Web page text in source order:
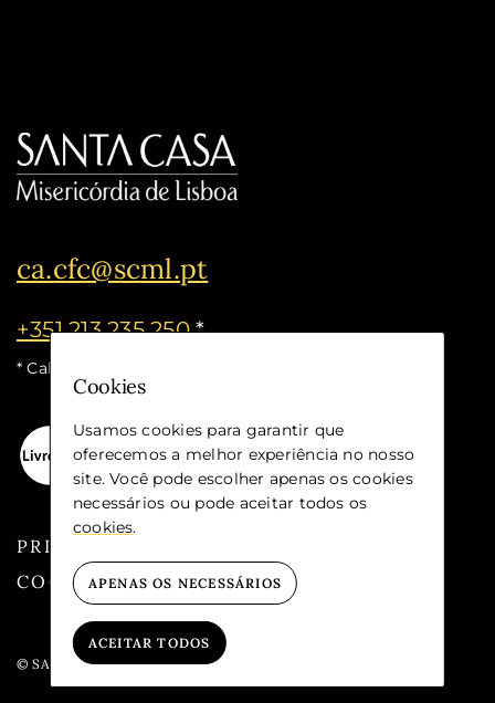
ca.cfc@scml.pt
+351 213 235 250*
* Call cost for the national fixed network
PRIVACY
COOKIES
© SANTA CASA DA MISERICÓRDIA DE LISBOA
Cookies
Usamos cookies para garantir que
oferecemos a melhor experiência no nosso
site. Você pode escolher apenas os cookies
necessários ou pode aceitar todos os
cookies.
APENAS OS NECESSÁRIOS
ACEITAR TODOS